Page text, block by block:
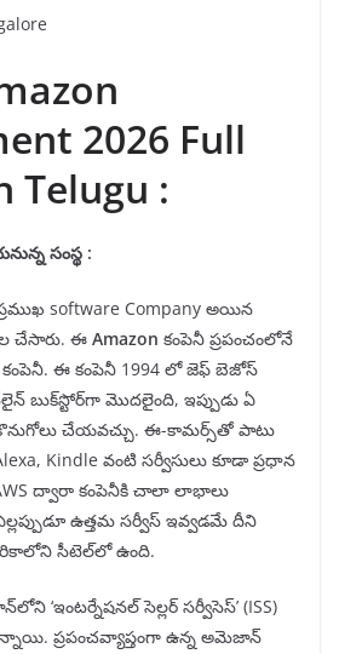
2026 Full
Telugu :
సంస్థ :
software Company అయిన
చేసారు. ఈ Amazon కంపెనీ ప్రపంచంలోనే
ఈ కంపెనీ 1994 లో జెఫ్ బెజోస్
బుక్‌స్టోర్‌గా మొదలైంది, ఇప్పుడు ఏ
చేయవచ్చు. ఈ-కామర్స్‌తో పాటు
Kindle వంటి సర్వీసులు కూడా ప్రధాన
ద్వారా కంపెనీకి చాలా లాభాలు
ఉత్తమ సర్వీస్ ఇవ్వడమే దీని
సీటెల్‌లో ఉంది.
‘ఇంటర్నేషనల్ సెల్లర్ సర్వీసెస్’ (ISS)
ప్రపంచవ్యాప్తంగా ఉన్న అమెజాన్